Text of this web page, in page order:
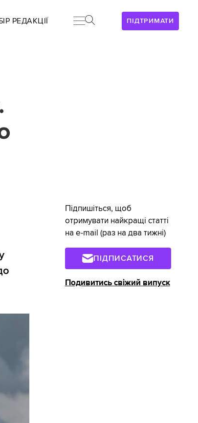
ПІДТРИМАТИ
РЕДАКЦІЇ
Підпишіться, щоб
отримувати найкращі статті
на e-mail (раз на два тижні)
ПІДПИСАТИСЯ
Подивитись свіжий випуск